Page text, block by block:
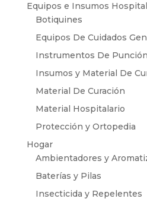
Equipos e Insumos
Botiquines
Equipos De Cuidados
Instrumentos De Punción
Insumos y Material De
Material De Curación
Material Hospitalario
Protección y Ortopedia
Hogar
Ambientadores y
Baterías y Pilas
Insecticida y Repelentes